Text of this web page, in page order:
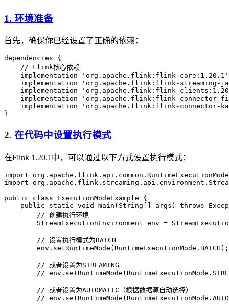
1. 环境准备
首先，确保你已经设置了正确的依赖：
dependencies {
    // Flink核心依赖
    implementation
'org.apache.flink:flink_core:1.20.1'
    implementation
'org.apache.flink:flink-streaming-
    implementation
'org.apache.flink:flink-
    implementation
'org.apache.flink:flink-connector-
    implementation
'org.apache.flink:flink-connector-
}
2. 在代码中设置执行模式
在Flink 1.20.1中，可以通过以下方式设置执行模式：
import org.apache.flink.api.common.RuntimeExecutionMode
import
public class ExecutionModeExample {
    public
static void main ( String args ) throws
        // 创建执行环境
        StreamExecutionEnvironment
env =
        // 设置执行模式为BATCH
        env
. setRuntimeMode ( RuntimeExecutionMode . BATCH );
        // 或者设置为STREAMING
//
        // 或者设置为AUTOMATIC（根据数据源自动选择）
//